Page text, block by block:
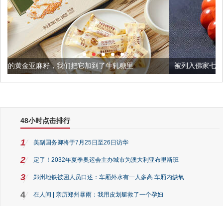
把它加到了牛轧糖里 被列入佛家七宝的它到底有多美？
48小时点击排行
1 美副国务卿将于7月25日至26日访华
2 定了！2032年夏季奥运会主办城市为澳大利亚布里斯班
3 郑州地铁被困人员口述：车厢外水有一人多高 车厢内缺氧
4 在人间 | 亲历郑州暴雨：我用皮划艇救了一个孕妇